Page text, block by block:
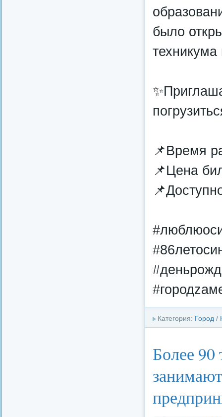
было
📌Время
📌Цена
Категория: Город /
Более